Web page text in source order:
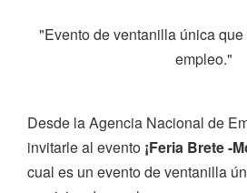
"Evento de ventanilla única
empleo."
Desde la Agencia Nacional de
invitarle al evento ¡Feria Brete -
cual es un evento de ventanilla